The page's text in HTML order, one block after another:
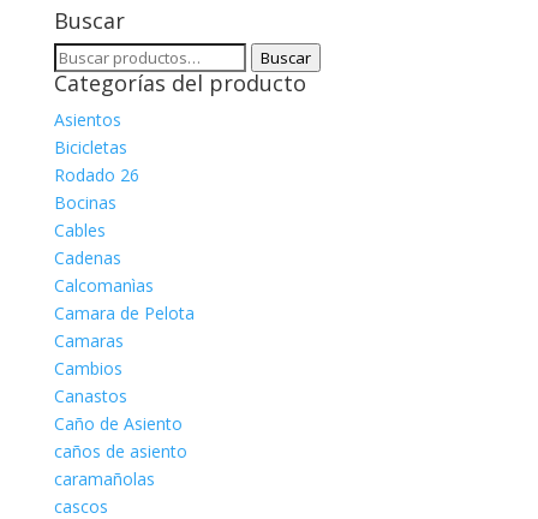
Buscar
Buscar
por:
Buscar
Categorías del producto
Asientos
Bicicletas
Rodado 26
Bocinas
Cables
Cadenas
Calcomanìas
Camara de Pelota
Camaras
Cambios
Canastos
Caño de Asiento
caños de asiento
caramañolas
cascos